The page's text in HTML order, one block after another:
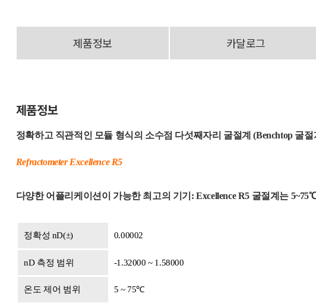
제품정보 카달로그
제품정보
정확하고 직관적인 모듈 형식의 소수점 다섯째자리 굴절계 (Benchtop 굴절
Refractometer Excellence R5
다양한 어플리케이션이 가능한 최고의 기기: Excellence R5 굴절계는
정확성 nD(±) 0.00002
nD 측정 범위 -1.32000 ~ 1.58000
온도 제어 범위 5 ~ 75℃